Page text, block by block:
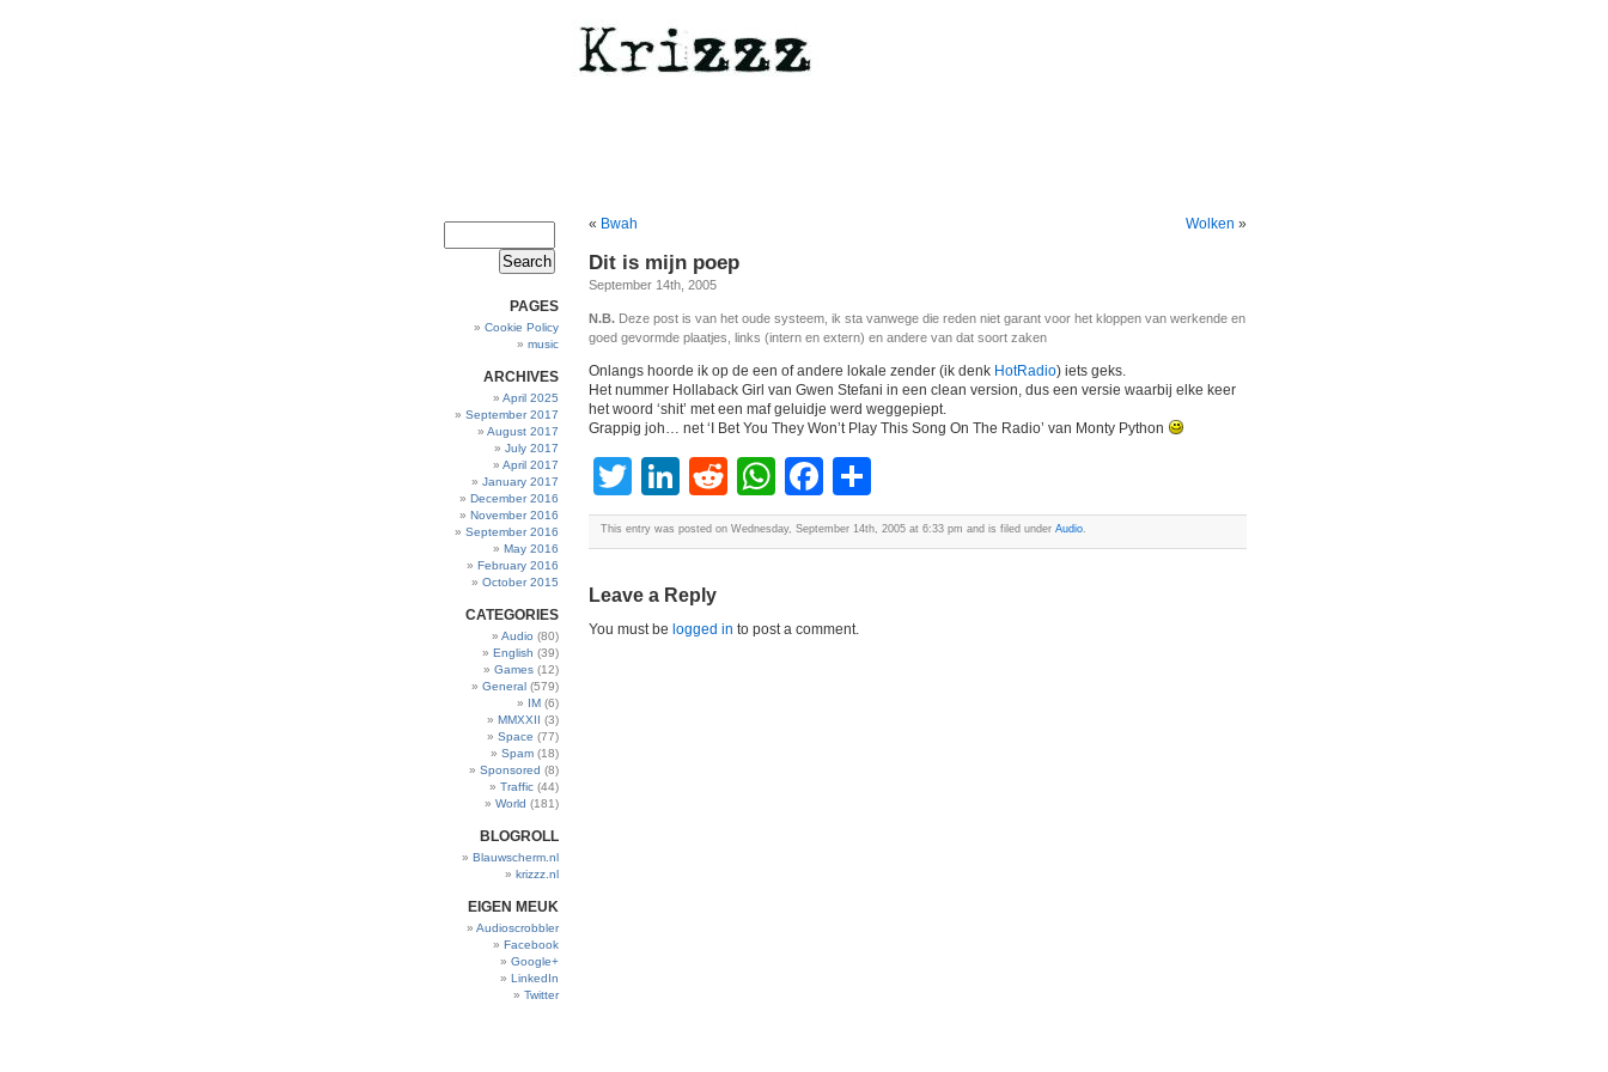
PAGES
Cookie Policy
music
ARCHIVES
April 2025
September 2017
August 2017
July 2017
April 2017
January 2017
December 2016
November 2016
September 2016
May 2016
February 2016
October 2015
CATEGORIES
Audio (80)
English (39)
Games (12)
General (579)
IM (6)
MMXXII (3)
Space (77)
Spam (18)
Sponsored (8)
Traffic (44)
World (181)
BLOGROLL
Blauwscherm.nl
krizzz.nl
EIGEN MEUK
Audioscrobbler
Facebook
Google+
LinkedIn
Twitter
« Bwah Wolken »
Dit is mijn poep
September 14th, 2005
N.B. Deze post is van het oude systeem, ik sta vanwege die reden niet garant voor het kloppen van werkende en
goed gevormde plaatjes, links (intern en extern) en andere van dat soort zaken
Onlangs hoorde ik op de een of andere lokale zender (ik denk HotRadio) iets geks.
Het nummer Hollaback Girl van Gwen Stefani in een clean version, dus een versie waarbij elke keer
het woord ‘shit’ met een maf geluidje werd weggepiept.
Grappig joh… net ‘I Bet You They Won’t Play This Song On The Radio’ van Monty Python
Twitter
LinkedIn
RedditWhatsApp
Facebook
This entry was posted on Wednesday, September 14th, 2005 at 6:33 pm and is filed under Audio.
Leave a Reply
You must be logged in to post a comment.